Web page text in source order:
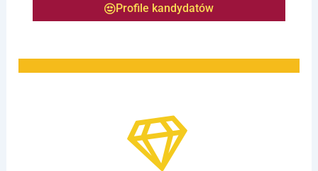
Profile kandydatów